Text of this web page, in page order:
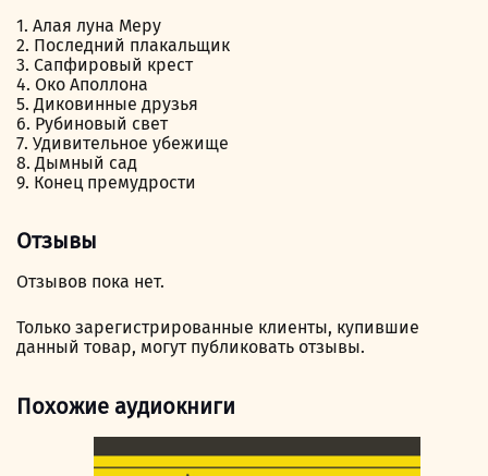
1. Алая луна Меру
2. Последний плакальщик
3. Сапфировый крест
4. Око Аполлона
5. Диковинные друзья
6. Рубиновый свет
7. Удивительное убежище
8. Дымный сад
9. Конец премудрости
Отзывы
Отзывов пока нет.
Только зарегистрированные клиенты, купившие
данный товар, могут публиковать отзывы.
Похожие аудиокниги